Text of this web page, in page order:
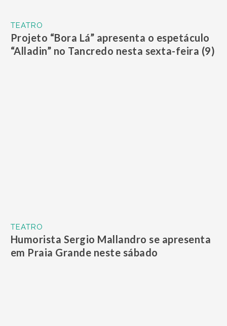
TEATRO
Projeto “Bora Lá” apresenta o espetáculo
“Alladin” no Tancredo nesta sexta-feira (9)
TEATRO
Humorista Sergio Mallandro se apresenta
em Praia Grande neste sábado